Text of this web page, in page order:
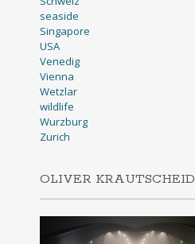
seaside
Singapore
USA
Venedig
Vienna
Wetzlar
wildlife
Wurzburg
Zurich
OLIVER KRAUTSCHEID